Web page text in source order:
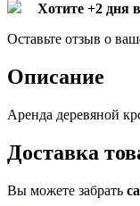
Хотите +2 дня
Оставьте отзыв о
Описание
Аренда деревяной
Доставка
Вы можете забрать